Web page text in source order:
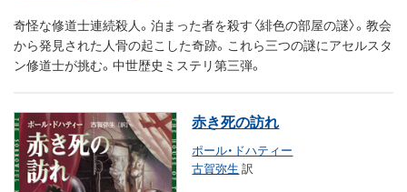
奇怪な修道士連続殺人。泊まった者を殺す〈緋色の部屋の謎〉。教会
から発見された人骨の起こした奇跡。これら三つの謎にアセルスタ
ン修道士が挑む。中世歴史ミステリ第三弾。
赤き死の訪れ
ポール・ドハティー
古賀弥生 訳